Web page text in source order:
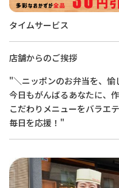
タイムサービス
店舗からのご挨拶
"＼ニッポンのお弁当を、愉
今日もがんばるあなたに、
こだわりメニューをバラエ
毎日を応援！"